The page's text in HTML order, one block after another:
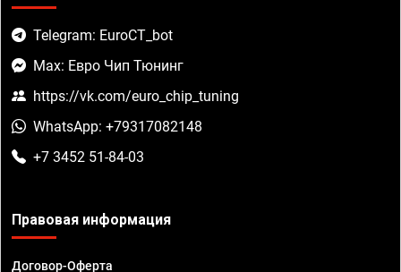
Telegram: EuroCT_bot
Max: Евро Чип Тюнинг
https://vk.com/euro_chip_tuning
WhatsApp: +79317082148
+7 3452 51-84-03
Правовая информация
Договор-Оферта